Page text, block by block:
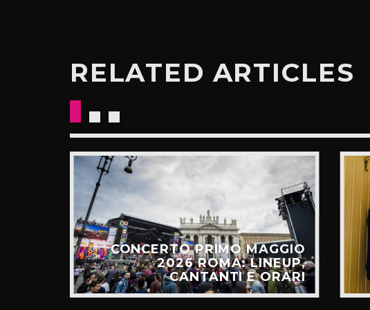
RELATED ARTICLES
CONCERTO PRIMO MAGGIO
2026 ROMA: LINEUP,
CANTANTI E ORARI